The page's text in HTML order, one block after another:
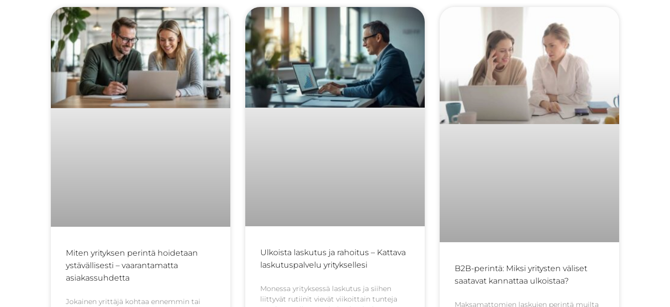
Miten yrityksen perintä hoidetaan
ystävällisesti – vaarantamatta
asiakassuhdetta
Jokainen yrittäjä kohtaa ennemmin tai
Ulkoista laskutus ja rahoitus – Kattava
laskutuspalvelu yrityksellesi
Monessa yrityksessä laskutus ja siihen
liittyvät rutiinit vievät viikoittain tunteja
B2B-perintä: Miksi yritysten väliset
saatavat kannattaa ulkoistaa?
Maksamattomien laskujen perintä muilta